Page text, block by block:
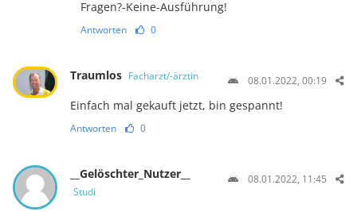
Fragen?-Keine-Ausführung!
Antworten 0
Traumlos Facharzt/-ärztin 08.01.2022, 00:19
Einfach mal gekauft jetzt, bin gespannt!
Antworten 0
__Gelöschter_Nutzer__
Studi
08.01.2022, 11:45